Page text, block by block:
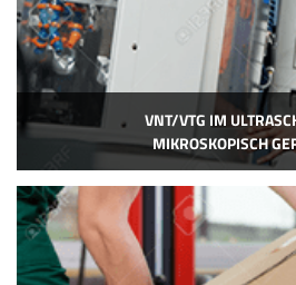
VNT/VTG IM
MIKROSKOPISCH